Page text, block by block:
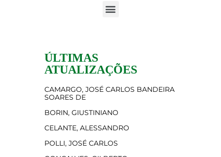
ÚLTIMAS
ATUALIZAÇÕES
CAMARGO, JOSÉ CARLOS BANDEIRA
SOARES DE
BORIN, GIUSTINIANO
CELANTE, ALESSANDRO
POLLI, JOSÉ CARLOS